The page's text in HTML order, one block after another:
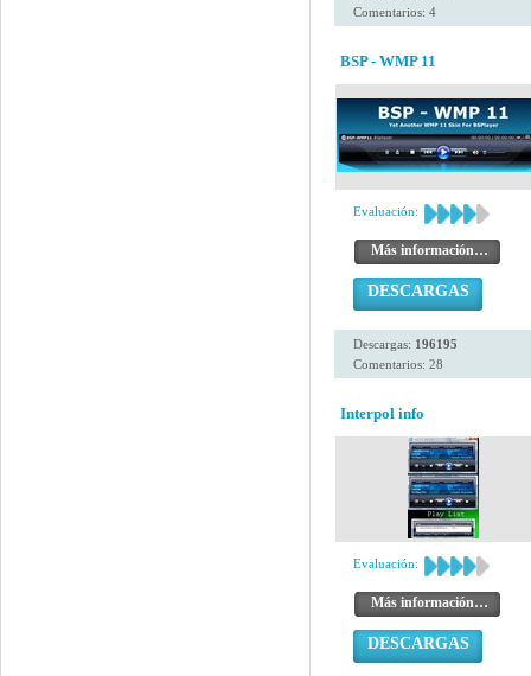
Comentarios: 4
BSP - WMP 11
Evaluación:
Más información…
DESCARGAS
Descargas: 196195
Comentarios: 28
Interpol info
Evaluación:
Más información…
DESCARGAS